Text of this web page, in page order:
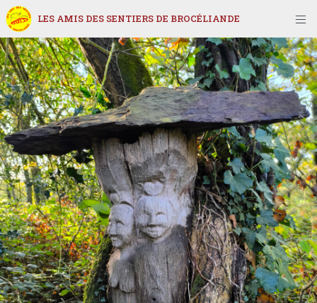
LES AMIS DES SENTIERS DE BROCÉLIANDE